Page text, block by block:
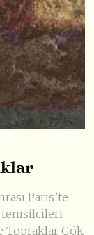
Paris’te
temsilcileri
Topraklar Gök